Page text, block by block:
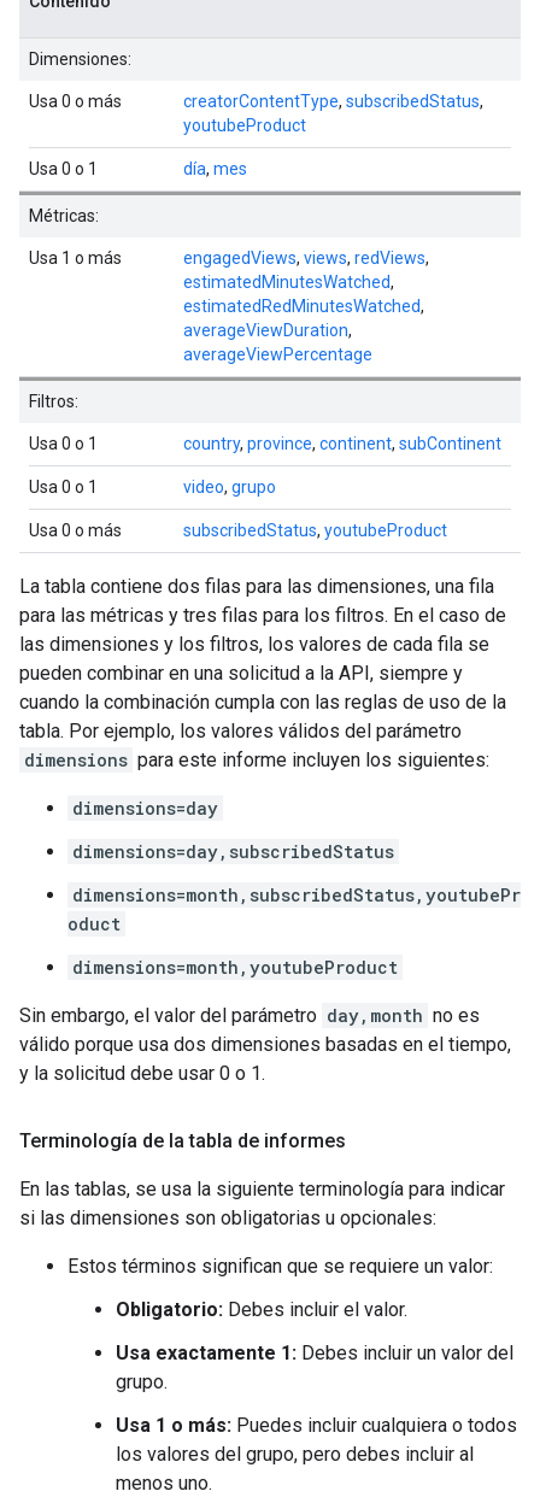
Dimensiones:
Usa 0 o más creatorContentType, subscribedStatus,
youtubeProduct
Usa 0 o 1 día, mes
Métricas:
Usa 1 o más engagedViews, views, redViews,
estimatedMinutesWatched,
estimatedRedMinutesWatched,
averageViewDuration,
averageViewPercentage
Filtros:
Usa 0 o 1 country, province, continent, subContinent
Usa 0 o 1 video, grupo
Usa 0 o más subscribedStatus, youtubeProduct
La tabla contiene dos filas para las dimensiones, una fila
para las métricas y tres filas para los filtros. En el caso de
las dimensiones y los filtros, los valores de cada fila se
pueden combinar en una solicitud a la API, siempre y
cuando la combinación cumpla con las reglas de uso de la
tabla. Por ejemplo, los valores válidos del parámetro
dimensions para este informe incluyen los siguientes:
dimensions=day
dimensions=day,subscribedStatus
dimensions=month,subscribedStatus,youtubePr
oduct
dimensions=month,youtubeProduct
Sin embargo, el valor del parámetro day,month no es
válido porque usa dos dimensiones basadas en el tiempo,
y la solicitud debe usar 0 o 1.
Terminología de la tabla de informes
En las tablas, se usa la siguiente terminología para indicar
si las dimensiones son obligatorias u opcionales:
Estos términos significan que se requiere un valor:
Obligatorio: Debes incluir el valor.
Usa exactamente 1: Debes incluir un valor del
grupo.
Usa 1 o más: Puedes incluir cualquiera o todos
los valores del grupo, pero debes incluir al
menos uno.